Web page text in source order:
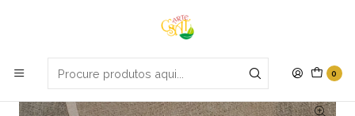
0
Portes grátis em compras apartir de 70€